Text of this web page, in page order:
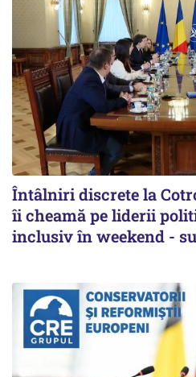
Întâlniri discrete la
îi cheamă pe liderii
inclusiv în weekend -